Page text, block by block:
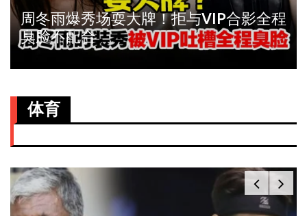
周冬雨爆秀场耍大牌！拒与VIP合影全程
臭脸不配合
体育